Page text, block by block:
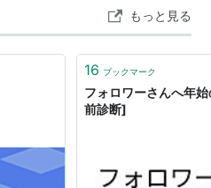
もっと見る
16 ブックマーク
フォロワーさんへ年
前診断]